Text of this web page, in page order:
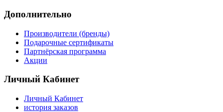
Дополнительно
Производители (бренды)
Подарочные сертификаты
Партнёрская программа
Акции
Личный Кабинет
Личный Кабинет
история заказов